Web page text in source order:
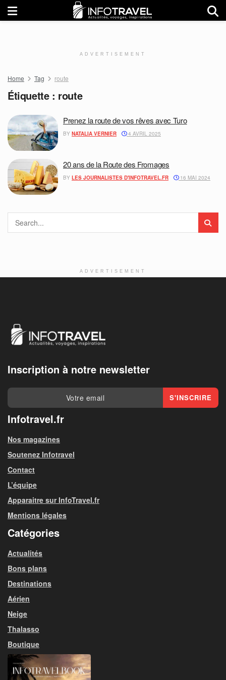
ADVERTISEMENT
Home Tag route
Étiquette : route
Prenez la route de vos rêves avec Turo
BY NATALIA VERNIER 4 AVRIL 2025
20 ans de la Route des Fromages
BY LES JOURNALISTES D'INFOTRAVEL.FR 16 MAI 2024
ADVERTISEMENT
Inscription à notre newsletter
Infotravel.fr
Nos magazines
Soutenez Infotravel
Contact
L’équipe
Apparaitre sur InfoTravel.fr
Mentions légales
Catégories
Actualités
Bons plans
Destinations
Aérien
Neige
Thalasso
Boutique